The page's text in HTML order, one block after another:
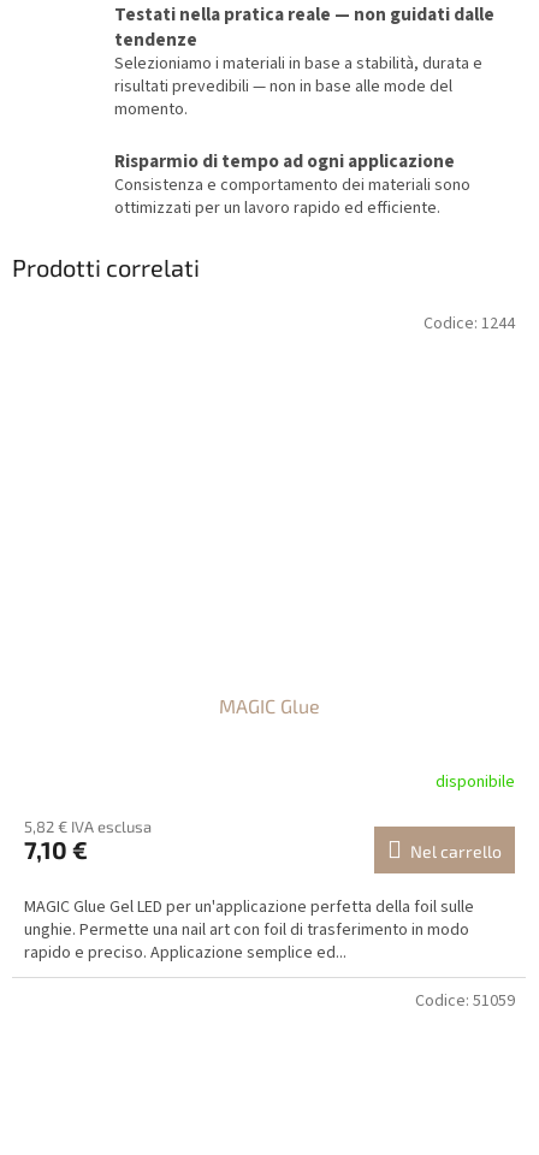
Testati nella pratica reale — non guidati dalle
tendenze
Selezioniamo i materiali in base a stabilità, durata e
risultati prevedibili — non in base alle mode del
momento.
Risparmio di tempo ad ogni applicazione
Consistenza e comportamento dei materiali sono
ottimizzati per un lavoro rapido ed efficiente.
Prodotti correlati
MAGIC Glue
disponibile
5,82 € IVA esclusa
7,10 € Nel carrello
MAGIC Glue Gel LED per un'applicazione perfetta della foil sulle
unghie. Permette una nail art con foil di trasferimento in modo
rapido e preciso. Applicazione semplice ed...
Codice: 1244
Codice: 51059